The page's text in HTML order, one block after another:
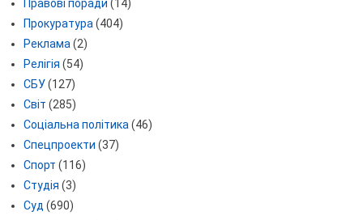
Правові поради (14)
Прокуратура (404)
Реклама (2)
Релігія (54)
СБУ(127)
Світ (285)
Соціальна політика (46)
Спецпроекти (37)
Спорт (116)
Студія (3)
Суд (690)